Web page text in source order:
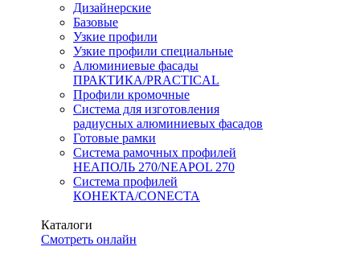
Дизайнерские
Базовые
Узкие профили
Узкие профили специальные
Алюминиевые фасады
ПРАКТИКА/PRACTICAL
Профили кромочные
Система для изготовления
радиусных алюминиевых фасадов
Готовые рамки
Система рамочных профилей
НЕАПОЛЬ 270/NEAPOL 270
Система профилей
КОНЕКТА/CONECTA
Каталоги
Смотреть онлайн